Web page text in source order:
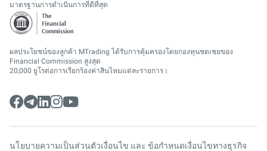
มาตรฐานการดำเนินการที่ดีที่สุด
ผลประโยชน์ของลูกค้า MTrading ได้รับการคุ้มครองโดยกองทุนชดเชยของ
Financial Commission สูงสุด
20,000 ยูโรต่อการเรียกร้องค่าสินไหมแต่ละรายการ।
นโยบายความเป็นส่วนตัวเงื่อนไข และ ข้อกำหนดเงื่อนไขทางธุรกิจ